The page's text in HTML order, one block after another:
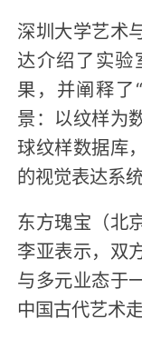
深圳大学艺术
达介绍了实
果，并阐释了
景：以纹样为
球纹样数据库
的视觉表达系统
东方瑰宝（北
李亚表示，双
与多元业态于
中国古代艺术